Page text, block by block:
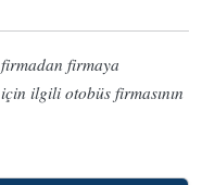
firmaya
ilgili otobüs firmasının